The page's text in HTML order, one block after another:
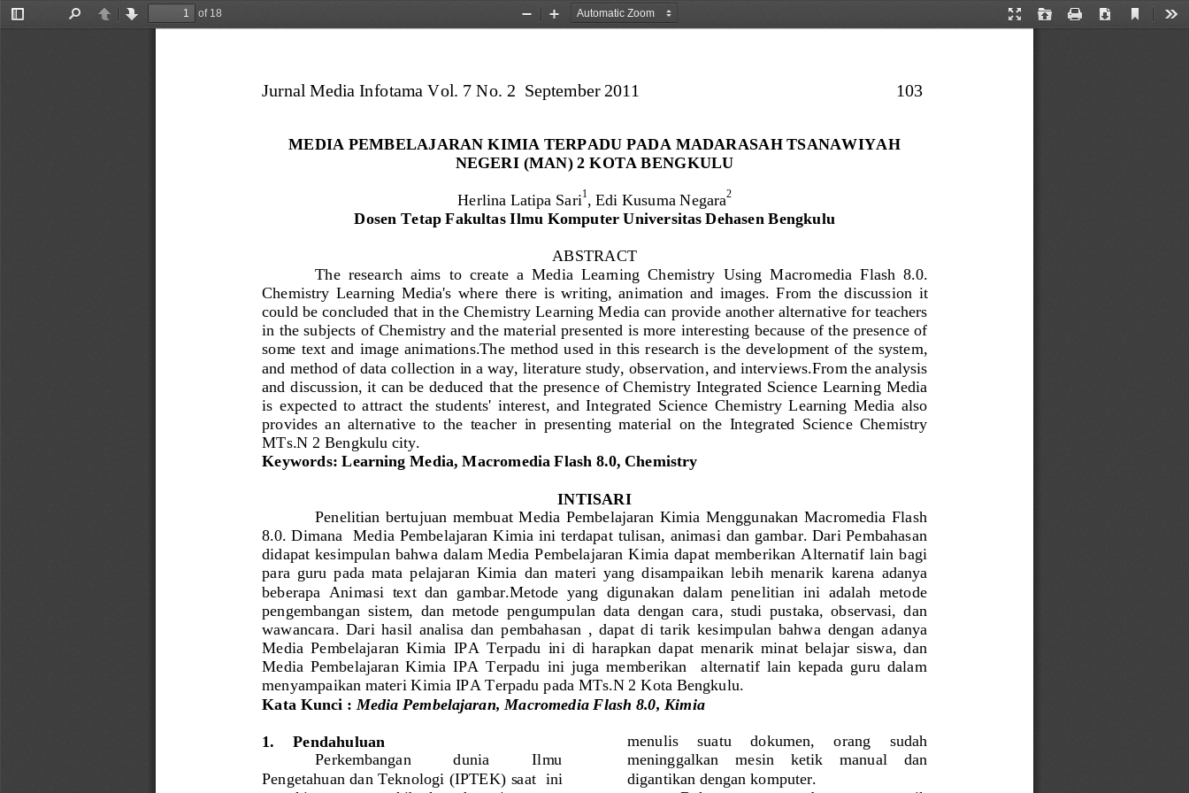
Toggle
PreviousNext
of 18
Presentation
Open Print Download
Current
Zoom
Zoom
Jurnal Media Infotama Vol. 7 No. 2  September 2011 103
MEDIA PEMBELAJARAN KIMIA TERPADU PADA MADARASAH TSANAWIYAH
NEGERI (MAN) 2 KOTA BENGKULU
Herlina Latipa Sari1 , Edi Kusuma Negara2
Dosen Tetap Fakultas Ilmu Komputer Universitas Dehasen Bengkulu
ABSTRACT
The  research aims  to create  a Media Learning Chemistry Using Macromedia Flash 8.0.
Chemistry Learning  Media's where there  is  writing animation and images From  the discussion it
could be concluded that in the Chemistry Learning Media can provide another alternative for teachers
in the subjects of Chemistry and the material presented is more interesting because of the presence of
some text and image animations.The method used in this research is the development of the system
and method of data collection in a way literature study observation and interviews .From the analysis
and discussion , it can be deduced that the presence of Chemistry Integrated Science Learning Media
is  expected  to attract the students'  interest, and Integrated  Science Chemistry Learning  Media also
provides an  alternative to the  teacher in  presenting  material on  the Integrated  Science Chemistry
MTs.N 2 Bengkulu city
Keywords: Learning Media, Macromedia Flash 8.0, Chemistry
INTISARI
Penelitian  bertujuan  membuat  Media  Pembelajaran  Kimia  Menggunakan  Macromedia  Flash
8.0. Dimana
Media Pembelajaran Kimia ini terdapat tulisan, animasi dan gambar. Dari Pembahasan
didapat kesimpulan  bahwa dalam Media  Pembelajaran Kimia  dapat memberikan  Alternatif lain bagi
para  guru  pada  mata  pelajaran  Kimia  dan  materi  yang  disampaikan  lebih  menarik karena  adanya
beberapa  Animasi  text  dan  gambar.Metode  yang  digunakan  dalam  penelitian  ini  adalah  metode
pengembangan  sistem,  dan  metode  pengumpulan  data  dengan  cara,  studi  pustaka,  observasi,  dan
wawancara.
Dari  hasil  analisa  dan  pembahasan  ,  dapat  di  tarik  kesimpulan  bahwa  dengan  adanya
Media  Pembelajaran  Kimia  IPA  Terpadu  ini  di  harapkan  dapat  menarik  minat  belajar  siswa,  dan
Media  Pembelajaran  Kimia  IPA  Terpadu  ini  juga  memberikan    alternatif  lain  kepada  guru  dalam
menyampaikan materi Kimia IPA Terpadu pada MTs.N 2 Kota Bengkulu.
Kata Kunci : Media Pembelajaran, Macromedia Flash 8.0, Kimia
1. Pendahuluan
Perkembangan
dunia
Ilmu
Pengetahuan dan Teknologi (IPTEK) saat  ini
menulis     suatu     dokumen,     orang     sudah
meninggalkan    mesin    ketik    manual    dan
digantikan dengan komputer.